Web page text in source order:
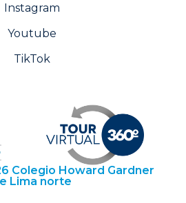
Instagram
Youtube
TikTok
Colegio Howard Gardner
Lima norte